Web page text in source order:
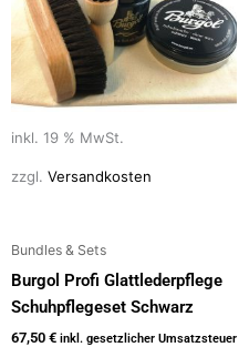
inkl. 19 % MwSt.
zzgl. Versandkosten
Bundles & Sets
Burgol Profi Glattlederpflege
Schuhpflegeset Schwarz
67,50 € inkl. gesetzlicher Umsatzsteuer